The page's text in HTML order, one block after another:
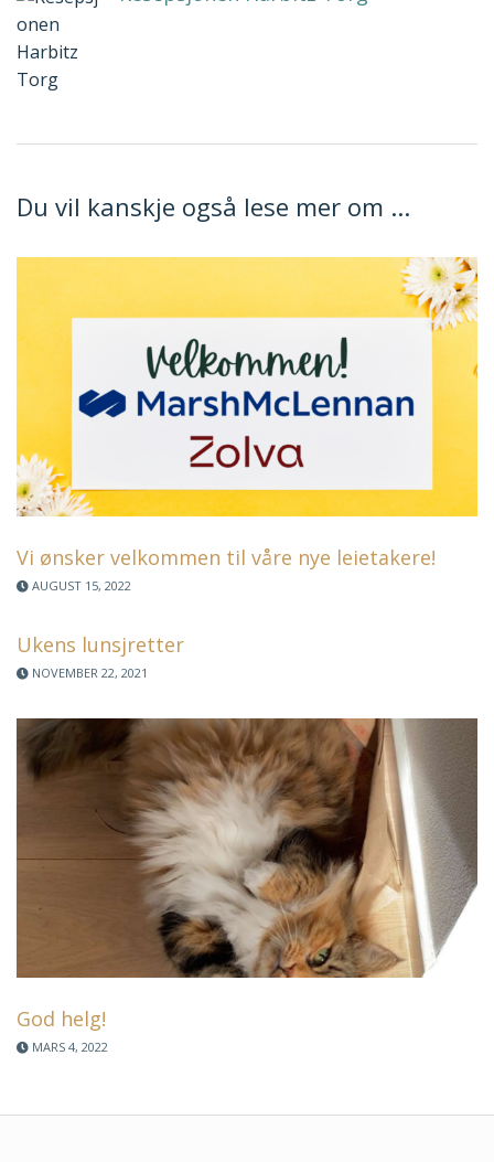
Du vil kanskje også lese mer om ...
Vi ønsker velkommen til våre nye leietakere!
AUGUST 15, 2022
Ukens lunsjretter
NOVEMBER 22, 2021
God helg!
MARS 4, 2022